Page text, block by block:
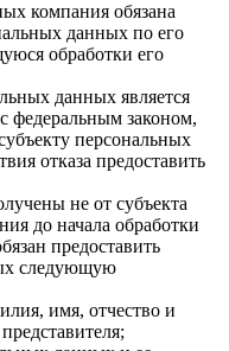
компания обязана
данных по его
обработки его
данных является
федеральным законом,
персональных
отказа предоставить
не от субъекта
до начала обработки
предоставить
следующую
имя, отчество и